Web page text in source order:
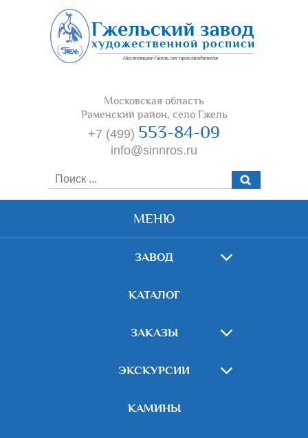
Московская область
Раменский район, село Гжель
+7 (499) 553-84-09
info@sinnros.ru
МЕНЮ
ЗАВОД
КАТАЛОГ
ЗАКАЗЫ
ЭКСКУРСИИ
КАМИНЫ